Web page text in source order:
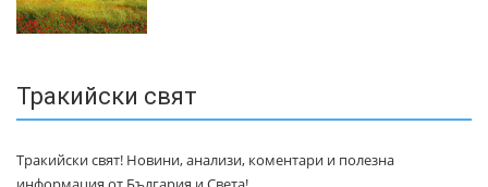
Тракийски свят
Тракийски свят! Новини, анализи, коментари и полезна